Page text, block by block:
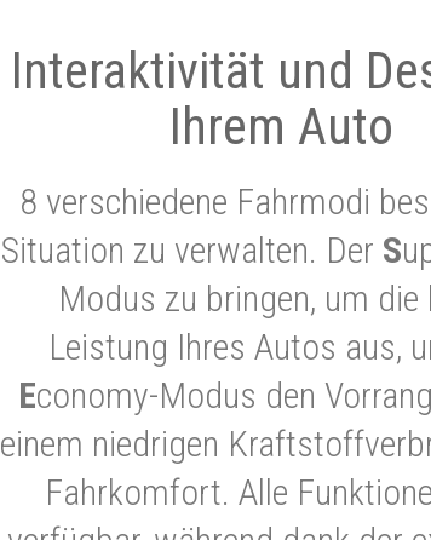
Interaktivität und
Ihrem Auto
8 verschiedene Fahrmodi
Situation zu verwalten. Der S
Modus zu bringen, um die
Leistung Ihres Autos aus,
Economy-Modus den
einem niedrigen
Fahrkomfort. Alle